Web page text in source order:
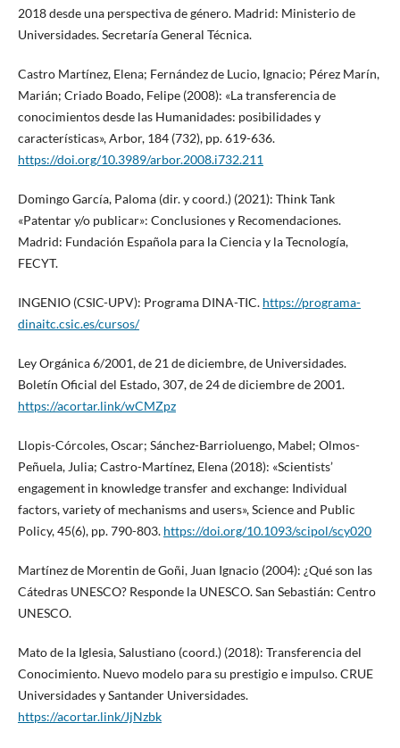
2018 desde una perspectiva de género. Madrid: Ministerio de
Universidades. Secretaría General Técnica.
Castro Martínez, Elena; Fernández de Lucio, Ignacio; Pérez Marín,
Marián; Criado Boado, Felipe (2008): «La transferencia de
conocimientos desde las Humanidades: posibilidades y
características», Arbor, 184 (732), pp. 619-636.
https://doi.org/10.3989/arbor.2008.i732.211
Domingo García, Paloma (dir. y coord.) (2021): Think Tank
«Patentar y/o publicar»: Conclusiones y Recomendaciones.
Madrid: Fundación Española para la Ciencia y la Tecnología,
FECYT.
INGENIO (CSIC-UPV): Programa DINA-TIC. https://programa-
dinaitc.csic.es/cursos/
Ley Orgánica 6/2001, de 21 de diciembre, de Universidades.
Boletín Oficial del Estado, 307, de 24 de diciembre de 2001.
https://acortar.link/wCMZpz
Llopis-Córcoles, Oscar; Sánchez-Barrioluengo, Mabel; Olmos-
Peñuela, Julia; Castro-Martínez, Elena (2018): «Scientists’
engagement in knowledge transfer and exchange: Individual
factors, variety of mechanisms and users», Science and Public
Policy, 45(6), pp. 790-803. https://doi.org/10.1093/scipol/scy020
Martínez de Morentin de Goñi, Juan Ignacio (2004): ¿Qué son las
Cátedras UNESCO? Responde la UNESCO. San Sebastián: Centro
UNESCO.
Mato de la Iglesia, Salustiano (coord.) (2018): Transferencia del
Conocimiento. Nuevo modelo para su prestigio e impulso. CRUE
Universidades y Santander Universidades.
https://acortar.link/JjNzbk